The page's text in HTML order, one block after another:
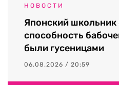
НОВОСТИ
Японский школьник
способность
были гусеницами
06.08.2026 / 20:59